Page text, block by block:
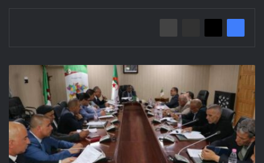
اجتماع
اللجنة
الولائية
المكلفة
بالتحضير
للأعياد
والمناسبات
الوطنية